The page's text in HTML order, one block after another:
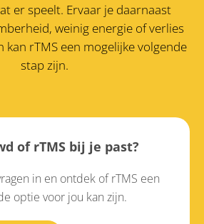
er speelt. Ervaar je daarnaast
weinig energie of verlies
kan rTMS een mogelijke volgende
stap zijn.
of rTMS bij je past?
in en ontdek of rTMS een
optie voor jou kan zijn.